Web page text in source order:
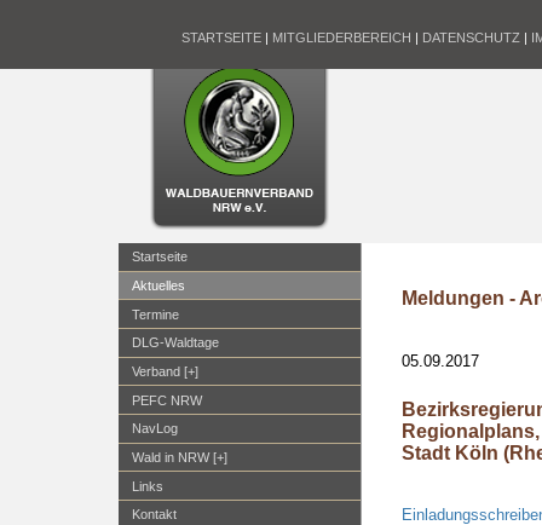
STARTSEITE | MITGLIEDERBEREICH | DATENSCHUTZ |
Startseite
Aktuelles
Termine
DLG-Waldtage
Verband [+]
PEFC NRW
NavLog
Wald in NRW [+]
Links
Kontakt
Meldungen -
05.09.2017
Stadt Köln